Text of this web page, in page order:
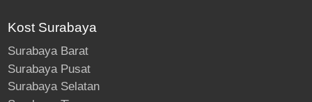
Kost Surabaya
Surabaya Barat
Surabaya Pusat
Surabaya Selatan